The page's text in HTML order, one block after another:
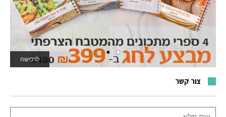
לרכישה
לאתר המשחקים
צור קשר